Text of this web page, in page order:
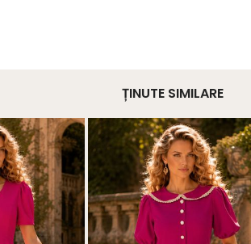
ȚINUTE SIMILARE